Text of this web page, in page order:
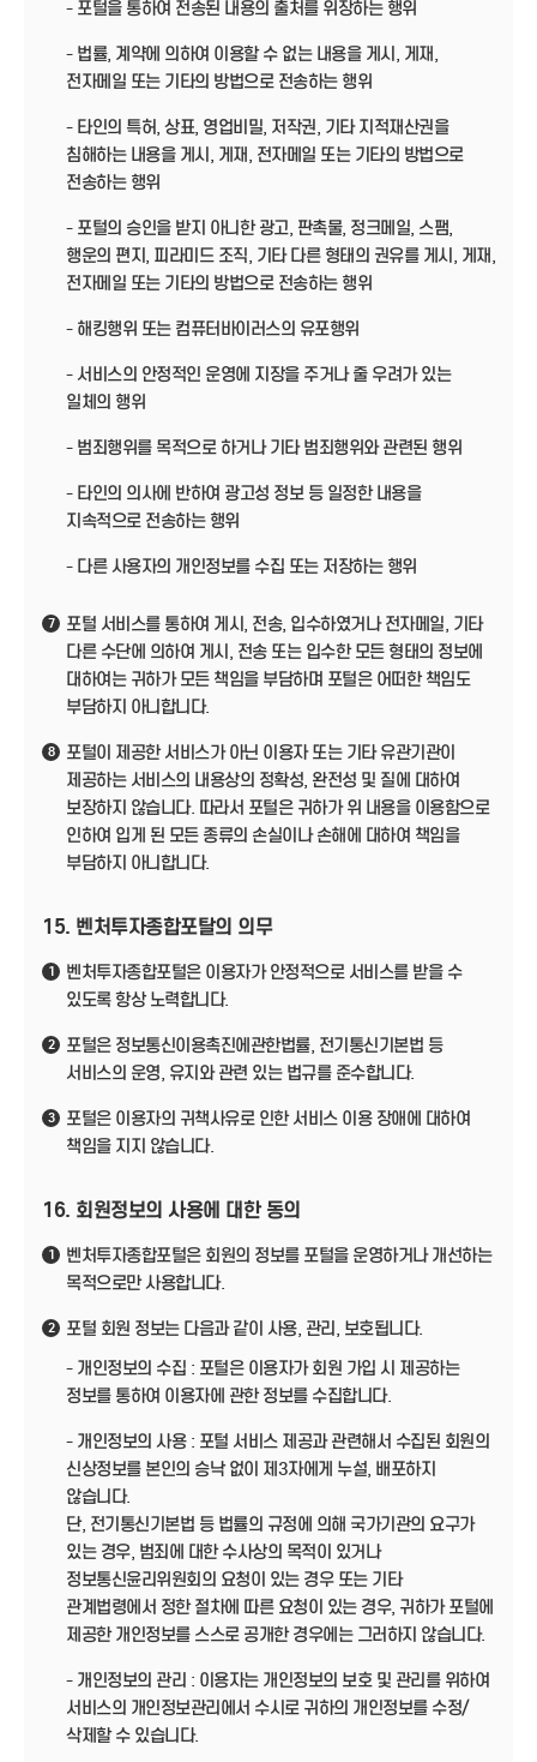
- 포털을 통하여 전송된 내용의 출처를 위장하는 행위
- 법률, 계약에 의하여 이용할 수 없는 내용을 게시, 게재,
전자메일 또는 기타의 방법으로 전송하는 행위
- 타인의 특허, 상표, 영업비밀, 저작권, 기타 지적재산권을
침해하는 내용을 게시, 게재, 전자메일 또는 기타의 방법으로
전송하는 행위
- 포털의 승인을 받지 아니한 광고, 판촉물, 정크메일, 스팸,
행운의 편지, 피라미드 조직, 기타 다른 형태의 권유를 게시, 게재,
전자메일 또는 기타의 방법으로 전송하는 행위
- 해킹행위 또는 컴퓨터바이러스의 유포행위
- 서비스의 안정적인 운영에 지장을 주거나 줄 우려가 있는
일체의 행위
- 범죄행위를 목적으로 하거나 기타 범죄행위와 관련된 행위
- 타인의 의사에 반하여 광고성 정보 등 일정한 내용을
지속적으로 전송하는 행위
- 다른 사용자의 개인정보를 수집 또는 저장하는 행위
7
포털 서비스를 통하여 게시, 전송, 입수하였거나 전자메일, 기타
다른 수단에 의하여 게시, 전송 또는 입수한 모든 형태의 정보에
대하여는 귀하가 모든 책임을 부담하며 포털은 어떠한 책임도
부담하지 아니합니다.
8
포털이 제공한 서비스가 아닌 이용자 또는 기타 유관기관이
제공하는 서비스의 내용상의 정확성, 완전성 및 질에 대하여
보장하지 않습니다. 따라서 포털은 귀하가 위 내용을 이용함으로
인하여 입게 된 모든 종류의 손실이나 손해에 대하여 책임을
부담하지 아니합니다.
15. 벤처투자종합포탈의 의무
1
벤처투자종합포털은 이용자가 안정적으로 서비스를 받을 수
있도록 항상 노력합니다.
2
포털은 정보통신이용촉진에관한법률, 전기통신기본법 등
서비스의 운영, 유지와 관련 있는 법규를 준수합니다.
3
포털은 이용자의 귀책사유로 인한 서비스 이용 장애에 대하여
책임을 지지 않습니다.
16. 회원정보의 사용에 대한 동의
1
벤처투자종합포털은 회원의 정보를 포털을 운영하거나 개선하는
목적으로만 사용합니다.
2
포털 회원 정보는 다음과 같이 사용, 관리, 보호됩니다.
- 개인정보의 수집 : 포털은 이용자가 회원 가입 시 제공하는
정보를 통하여 이용자에 관한 정보를 수집합니다.
- 개인정보의 사용 : 포털 서비스 제공과 관련해서 수집된 회원의
신상정보를 본인의 승낙 없이 제3자에게 누설, 배포하지
않습니다.
단, 전기통신기본법 등 법률의 규정에 의해 국가기관의 요구가
있는 경우, 범죄에 대한 수사상의 목적이 있거나
정보통신윤리위원회의 요청이 있는 경우 또는 기타
관계법령에서 정한 절차에 따른 요청이 있는 경우, 귀하가 포털에
제공한 개인정보를 스스로 공개한 경우에는 그러하지 않습니다.
- 개인정보의 관리 : 이용자는 개인정보의 보호 및 관리를 위하여
서비스의 개인정보관리에서 수시로 귀하의 개인정보를 수정/
삭제할 수 있습니다.